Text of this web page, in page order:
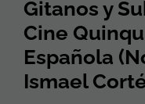
Gitanos y
Cine
Española
Ismael